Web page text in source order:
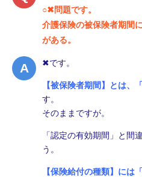
○✖問題です。
介護保険の被保険者期間
がある。
✖です。
【被保険者期間】とは、
す。
そのままですが。
「認定の有効期間」と間
う。
【保険給付の種類】には